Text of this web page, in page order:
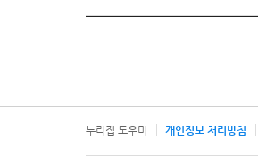
누리집 도우미 개인정보 처리방침